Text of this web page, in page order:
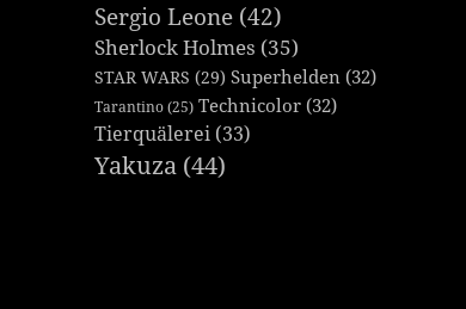
Sergio Leone (42)
Sherlock Holmes (35)
STAR WARS (29) Superhelden (32)
Tarantino (25) Technicolor (32)
Tierquälerei (33)
Yakuza (44)